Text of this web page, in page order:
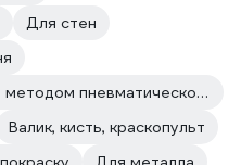
Для стен
Нанесение кистью, валиком, методом пневматического и безвоздушного распыления.
Валик, кисть, краскопульт